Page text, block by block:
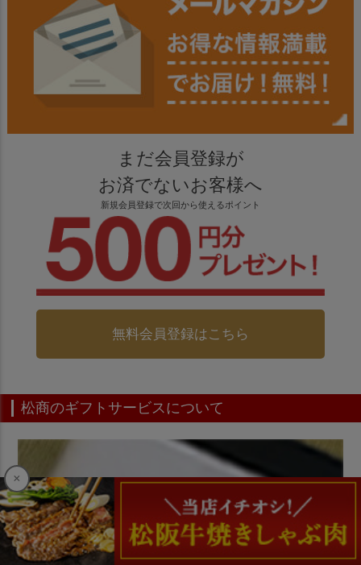
まだ会員登録が
お済でないお客様へ
新規会員登録で次回から使えるポイント
無料会員登録はこちら
松商のギフトサービスについて
×